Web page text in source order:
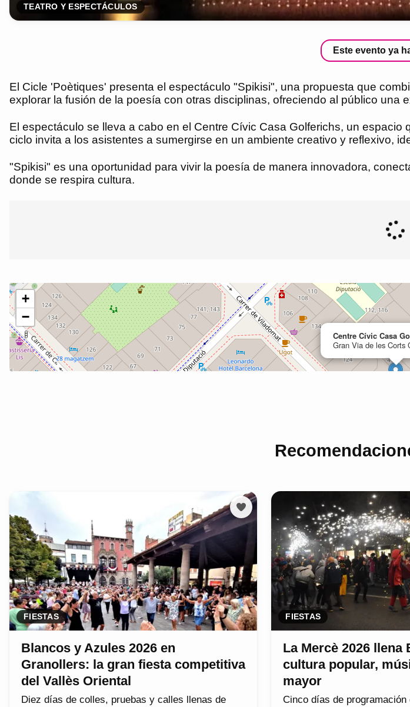
TEATRO Y ESPECTÁCULOS
Este evento ya
El Cicle 'Poètiques' presenta el espectáculo "Spikisi", una propuesta que
explorar la fusión de la poesía con otras disciplinas, ofreciendo al público una
El espectáculo se lleva a cabo en el Centre Cívic Casa Golferichs, un
ciclo invita a los asistentes a sumergirse en un ambiente creativo y reflexivo,
"Spikisi" es una oportunidad para vivir la poesía de manera innovadora,
donde se respira cultura.
FIESTAS
Blancos y Azules 2026 en
Granollers: la gran fiesta competitiva
del Vallès Oriental
Diez días de colles, pruebas y calles llenas de
FIESTAS
La Mercè 2026 llena
cultura popular,
mayor
Cinco días de